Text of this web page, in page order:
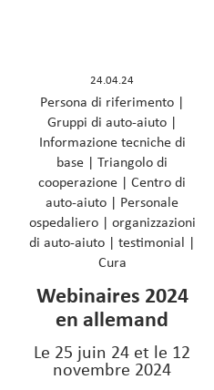
24.04.24
Persona di riferimento |
Gruppi di auto-aiuto |
Informazione tecniche di
base | Triangolo di
cooperazione | Centro di
auto-aiuto | Personale
ospedaliero| organizzazioni
di auto-aiuto | testimonial |
Cura
Webinaires 2024
en allemand
Le 25 juin 24 et le 12
novembre 2024